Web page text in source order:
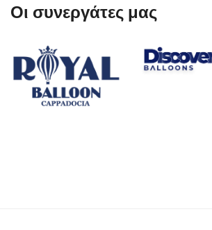
Οι συνεργάτες μας